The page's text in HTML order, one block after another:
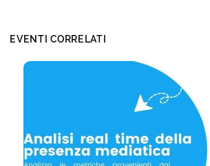
EVENTI CORRELATI